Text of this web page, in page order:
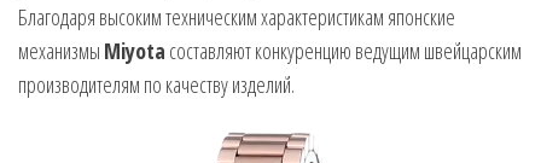
Благодаря высоким техническим характеристикам японские
механизмы Miyota составляют конкуренцию ведущим швейцарским
производителям по качеству изделий.